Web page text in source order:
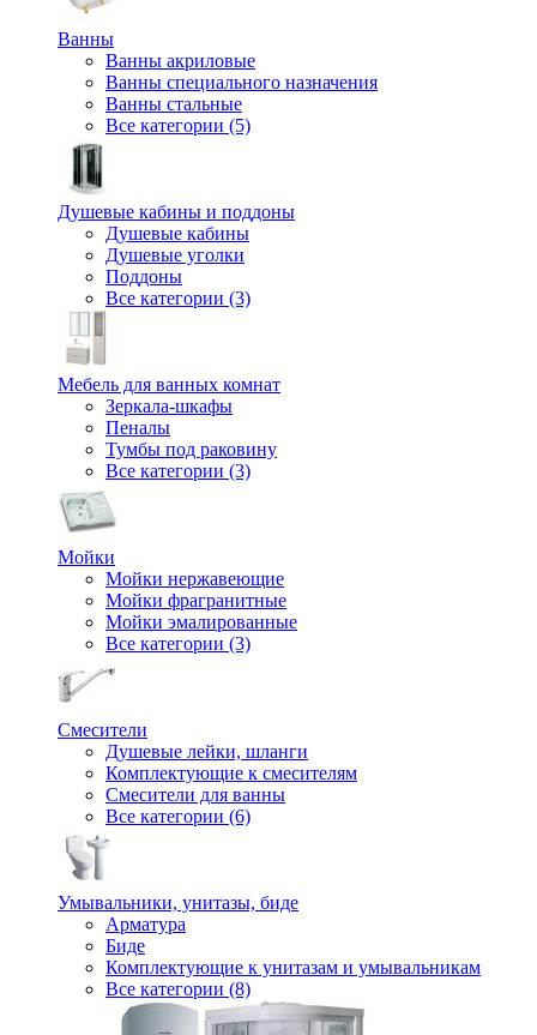
Ванны
Ванны акриловые
Ванны специального назначения
Ванны стальные
Все категории (5)
Душевые кабины и поддоны
Душевые кабины
Душевые уголки
Поддоны
Все категории (3)
Мебель для ванных комнат
Зеркала-шкафы
Пеналы
Тумбы под раковину
Все категории (3)
Мойки
Мойки нержавеющие
Мойки фрагранитные
Мойки эмалированные
Все категории (3)
Смесители
Душевые лейки, шланги
Комплектующие к смесителям
Смесители для ванны
Все категории (6)
Умывальники, унитазы, биде
Арматура
Биде
Комплектующие к унитазам и умывальникам
Все категории (8)